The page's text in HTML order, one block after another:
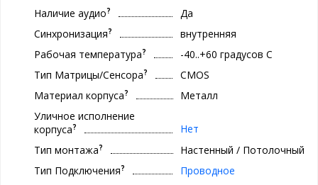
Наличие аудио?
Да
Синхронизация?
внутренняя
Рабочая температура?
-40..+60 градуcов С
Тип Матрицы/Сенсора?
CMOS
Материал корпуса?
Металл
Уличное исполнение
корпуса?
Нет
Тип монтажа?
Настенный / Потолочный
Тип Подключения? Проводное